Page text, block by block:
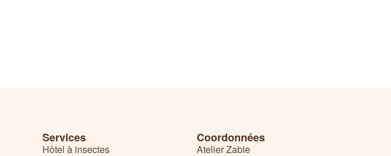
Services
Hôtel à insectes
Coordonnées
Atelier Zabie